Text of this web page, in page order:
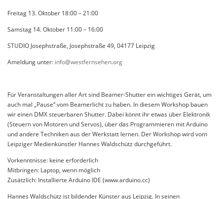
Freitag 13. Oktober 18:00 – 21:00
Samstag 14. Oktober 11:00 – 16:00
STUDIO Josephstraße, Josephstraße 49, 04177 Leipzig
Ameldung unter: info@westfernsehen.org
Für Veranstaltungen aller Art sind Beamer-Shutter ein wichtiges Gerät, um
auch mal „Pause“ vom Beamerlicht zu haben. In diesem Workshop bauen
wir einen DMX steuerbaren Shutter. Dabei könnt ihr etwas über Elektronik
(Steuern von Motoren und Servos), über das Programmieren mit Arduino
und andere Techniken aus der Werkstatt lernen. Der Workshop wird vom
Leipziger Medienkünstler Hannes Waldschütz durchgeführt.
Vorkenntnisse: keine erforderlich
Mitbringen: Laptop, wenn möglich
Zusätzlich: Installierte Arduino IDE (www.arduino.cc)
Hannes Waldschütz ist bildender Künster aus Leipzig. In seinen